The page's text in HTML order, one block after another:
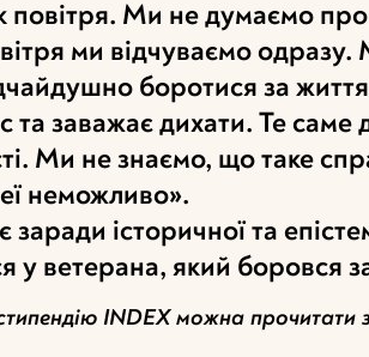
повітря. Ми не думаємо
ми відчуваємо
боротися за життя.
та заважає дихати. Те саме
Ми не знаємо, що таке
неможливо».
заради історичної та
у ветерана, який боровся
INDEX можна прочитати